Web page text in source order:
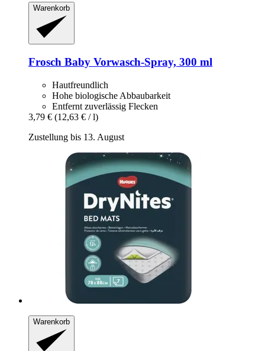
Warenkorb
Frosch Baby Vorwasch-​Spray, 300 ml
Hautfreundlich
Hohe biologische Abbaubarkeit
Entfernt zuverlässig Flecken
3,79 € (12,63 € / l)
Zustellung bis 13. August
Warenkorb